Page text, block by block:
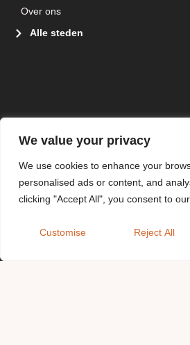
We value your privacy
We use cookies to enhance your
personalised ads or content, and
clicking "Accept All", you consent to
Customise Reject All
Over ons
Alle steden